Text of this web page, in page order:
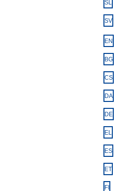
SL
SV
EN
BG
CS
DA
DE
EL
ES
ET
FI